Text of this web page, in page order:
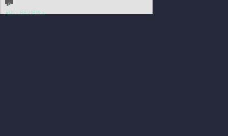
0
FULL REVIEW »